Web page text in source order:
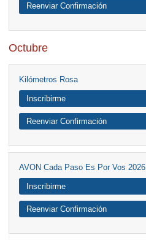
Reenviar Confirmación
Octubre
Kilómetros Rosa
Inscribirme
Reenviar Confirmación
AVON Cada Paso Es Por Vos 2026
Inscribirme
Reenviar Confirmación